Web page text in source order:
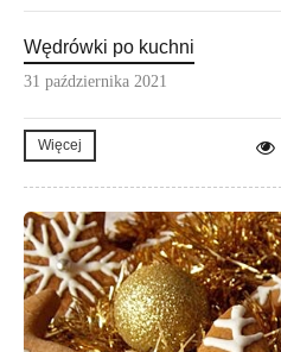
Wędrówki po kuchni
31 października 2021
Więcej